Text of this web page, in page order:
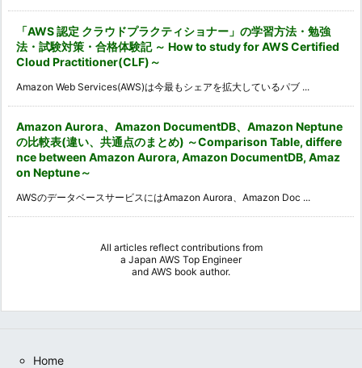
「AWS 認定 クラウドプラクティショナー」の学習方法・勉強
法・試験対策・合格体験記 ～ How to study for AWS Certified
Cloud Practitioner(CLF)～
Amazon Web Services(AWS)は今最もシェアを拡大しているパブ ...
Amazon Aurora、Amazon DocumentDB、Amazon Neptune
の比較表(違い、共通点のまとめ) ～Comparison Table, differe
nce between Amazon Aurora, Amazon DocumentDB, Amaz
on Neptune～
AWSのデータベースサービスにはAmazon Aurora、Amazon Doc ...
All articles reflect contributions from
a Japan AWS Top Engineer
and AWS book author.
Home